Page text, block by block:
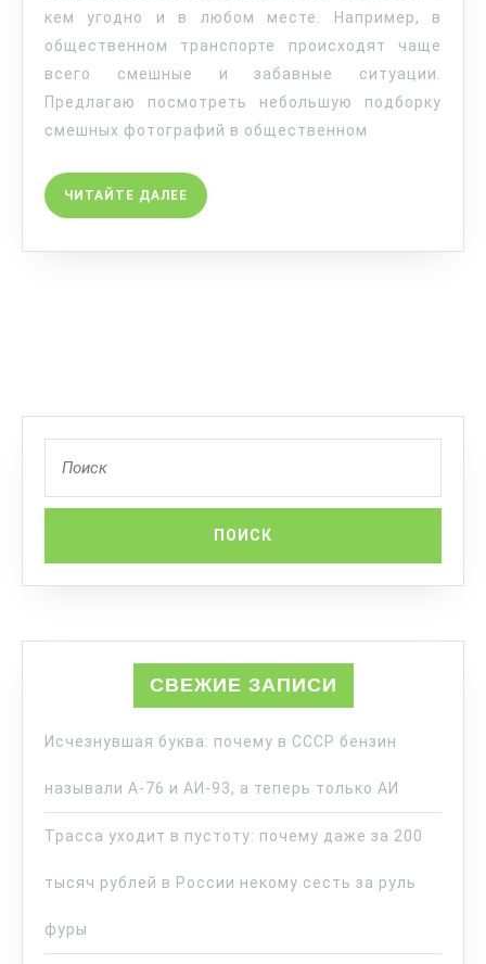
кем угодно и в любом месте. Например, в
общественном транспорте происходят чаще
всего смешные и забавные ситуации.
Предлагаю посмотреть небольшую подборку
смешных фотографий в общественном
ЧИТАЙТЕ ДАЛЕЕ
СВЕЖИЕ ЗАПИСИ
Исчезнувшая буква: почему в СССР бензин
называли А-76 и АИ-93, а теперь только АИ
Трасса уходит в пустоту: почему даже за 200
тысяч рублей в России некому сесть за руль
фуры